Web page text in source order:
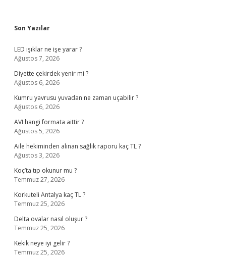
Sidebar
Son Yazılar
LED ışıklar ne işe yarar ?
Ağustos 7, 2026
Diyette çekirdek yenir mi ?
Ağustos 6, 2026
Kumru yavrusu yuvadan ne zaman uçabilir ?
Ağustos 6, 2026
AVI hangi formata aittir ?
Ağustos 5, 2026
Aile hekiminden alınan sağlık raporu kaç TL ?
Ağustos 3, 2026
Koç’ta tıp okunur mu ?
Temmuz 27, 2026
Korkuteli Antalya kaç TL ?
Temmuz 25, 2026
Delta ovalar nasıl oluşur ?
Temmuz 25, 2026
Kekik neye iyi gelir ?
Temmuz 25, 2026